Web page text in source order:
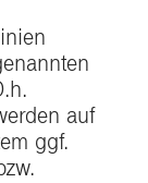
auf
ggf.